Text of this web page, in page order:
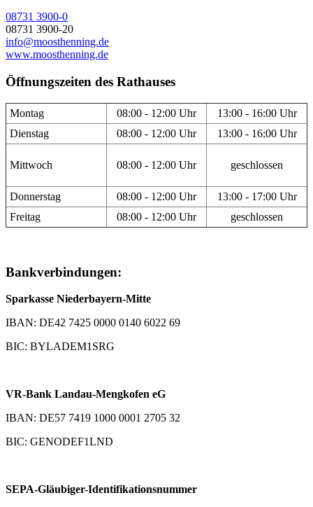
08731 3900-0
08731 3900-20
info@moosthenning.de
www.moosthenning.de
Öffnungszeiten des Rathauses
Montag 08:00 - 12:00 Uhr
13:00 - 16:00 Uhr
Dienstag
08:00 - 12:00 Uhr 13:00 - 16:00 Uhr
Mittwoch 08:00 - 12:00 Uhr geschlossen
Donnerstag 08:00 - 12:00 Uhr
13:00 - 17:00 Uhr
Freitag
08:00 - 12:00 Uhr geschlossen
Bankverbindungen:
Sparkasse Niederbayern-Mitte
IBAN: DE42 7425 0000 0140 6022 69
BIC: BYLADEM1SRG
VR-Bank Landau-Mengkofen eG
IBAN: DE57 7419 1000 0001 2705 32
BIC: GENODEF1LND
SEPA-Gläubiger-Identifikationsnummer